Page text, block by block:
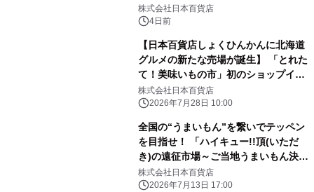
り日本百貨店にて開催！
株式会社日本百貨店
4日前
【日本百貨店しょくひんかんに北海道
グルメの新たな売場が誕生】 「とれた
て！美味いもの市」初のショップイン
ショップがオープン
株式会社日本百貨店
2026年7月28日 10:00
全国の“うまいもん”を繋いでテッペン
を目指せ！ 「ハイキュー!!頂(いただ
き)の遠征市場～ご当地うまいもん決戦
～」 を7月12日より日本百貨店にて開
催！
株式会社日本百貨店
2026年7月13日 17:00